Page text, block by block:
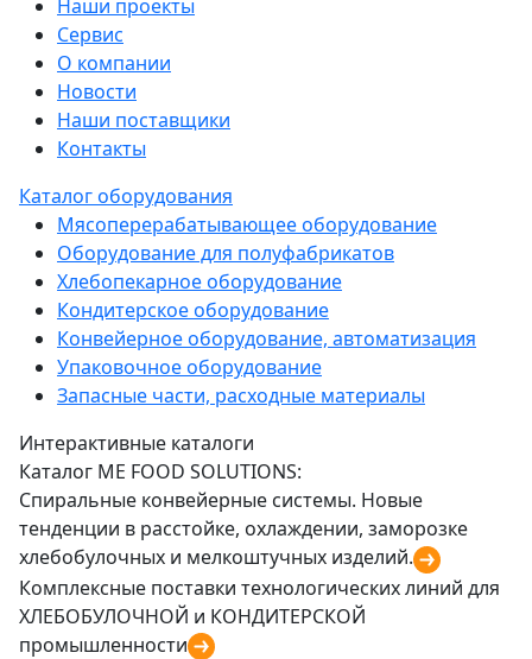
Наши проекты
Сервис
О компании
Новости
Наши поставщики
Контакты
Каталог оборудования
Мясоперерабатывающее оборудование
Оборудование для полуфабрикатов
Хлебопекарное оборудование
Кондитерское оборудование
Конвейерное оборудование, автоматизация
Упаковочное оборудование
Запасные части, расходные материалы
Интерактивные каталоги
Каталог ME FOOD SOLUTIONS:
Спиральные конвейерные системы. Новые
тенденции в расстойке, охлаждении, заморозке
хлебобулочных и мелкоштучных изделий.
Комплексные поставки технологических линий для
ХЛЕБОБУЛОЧНОЙ и КОНДИТЕРСКОЙ
промышленности